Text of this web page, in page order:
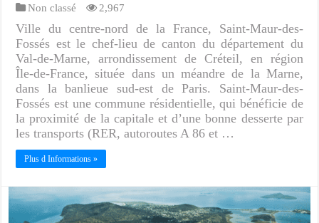
Non classé 2,967
Ville du centre-nord de la France, Saint-Maur-des-
Fossés est le chef-lieu de canton du département du
Val-de-Marne, arrondissement de Créteil, en région
Île-de-France, située dans un méandre de la Marne,
dans la banlieue sud-est de Paris. Saint-Maur-des-
Fossés est une commune résidentielle, qui bénéficie de
la proximité de la capitale et d’une bonne desserte par
les transports (RER, autoroutes A 86 et …
Plus d Informations »